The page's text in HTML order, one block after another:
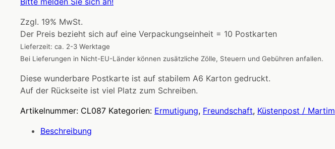
Zzgl. 19% MwSt.
Der Preis bezieht sich auf eine Verpackungseinheit = 10 Postkarten
Lieferzeit: ca. 2-3 Werktage
Bei Lieferungen in Nicht-EU-Länder können zusätzliche Zölle, Steuern und Gebühren anfallen.
Diese wunderbare Postkarte ist auf stabilem A6 Karton gedruckt.
Auf der Rückseite ist viel Platz zum Schreiben.
Artikelnummer: CL087 Kategorien: Ermutigung, Freundschaft, Küstenpost / Martim
Beschreibung